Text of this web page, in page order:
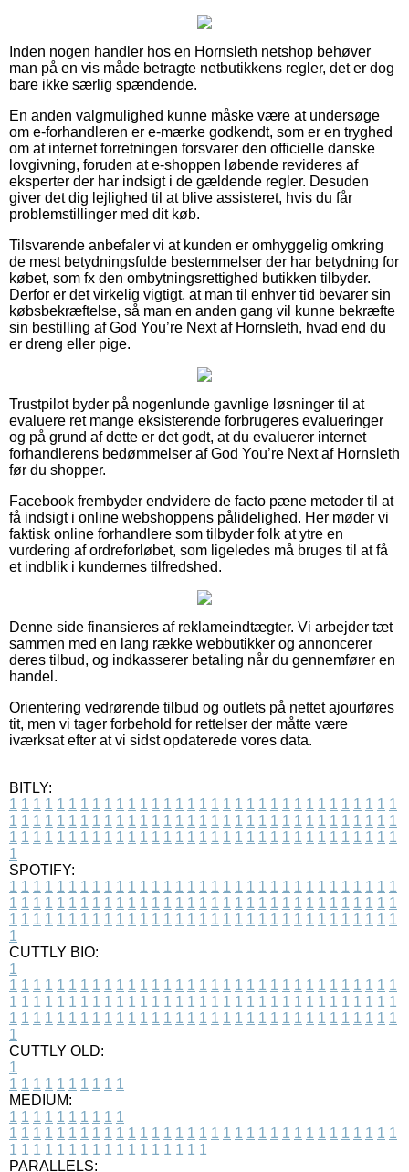
Inden nogen handler hos en Hornsleth netshop behøver
man på en vis måde betragte netbutikkens regler, det er dog
bare ikke særlig spændende.
En anden valgmulighed kunne måske være at undersøge
om e-forhandleren er e-mærke godkendt, som er en tryghed
om at internet forretningen forsvarer den officielle danske
lovgivning, foruden at e-shoppen løbende revideres af
eksperter der har indsigt i de gældende regler. Desuden
giver det dig lejlighed til at blive assisteret, hvis du får
problemstillinger med dit køb.
Tilsvarende anbefaler vi at kunden er omhyggelig omkring
de mest betydningsfulde bestemmelser der har betydning for
købet, som fx den ombytningsrettighed butikken tilbyder.
Derfor er det virkelig vigtigt, at man til enhver tid bevarer sin
købsbekræftelse, så man en anden gang vil kunne bekræfte
sin bestilling af God You’re Next af Hornsleth, hvad end du
er dreng eller pige.
Trustpilot byder på nogenlunde gavnlige løsninger til at
evaluere ret mange eksisterende forbrugeres evalueringer
og på grund af dette er det godt, at du evaluerer internet
forhandlerens bedømmelser af God You’re Next af Hornsleth
før du shopper.
Facebook frembyder endvidere de facto pæne metoder til at
få indsigt i online webshoppens pålidelighed. Her møder vi
faktisk online forhandlere som tilbyder folk at ytre en
vurdering af ordreforløbet, som ligeledes må bruges til at få
et indblik i kundernes tilfredshed.
Denne side finansieres af reklameindtægter. Vi arbejder tæt
sammen med en lang række webbutikker og annoncerer
deres tilbud, og indkasserer betaling når du gennemfører en
handel.
Orientering vedrørende tilbud og outlets på nettet ajourføres
tit, men vi tager forbehold for rettelser der måtte være
iværksat efter at vi sidst opdaterede vores data.
BITLY:
1 1 1 1 1 1 1 1 1 1 1 1 1 1 1 1 1 1 1 1 1 1 1 1 1 1 1 1 1 1 1 1 1
1 1 1 1 1 1 1 1 1 1 1 1 1 1 1 1 1 1 1 1 1 1 1 1 1 1 1 1 1 1 1 1 1
1 1 1 1 1 1 1 1 1 1 1 1 1 1 1 1 1 1 1 1 1 1 1 1 1 1 1 1 1 1 1 1 1
1
SPOTIFY:
1 1 1 1 1 1 1 1 1 1 1 1 1 1 1 1 1 1 1 1 1 1 1 1 1 1 1 1 1 1 1 1 1
1 1 1 1 1 1 1 1 1 1 1 1 1 1 1 1 1 1 1 1 1 1 1 1 1 1 1 1 1 1 1 1 1
1 1 1 1 1 1 1 1 1 1 1 1 1 1 1 1 1 1 1 1 1 1 1 1 1 1 1 1 1 1 1 1 1
1
CUTTLY BIO:
1
1 1 1 1 1 1 1 1 1 1 1 1 1 1 1 1 1 1 1 1 1 1 1 1 1 1 1 1 1 1 1 1 1
1 1 1 1 1 1 1 1 1 1 1 1 1 1 1 1 1 1 1 1 1 1 1 1 1 1 1 1 1 1 1 1 1
1 1 1 1 1 1 1 1 1 1 1 1 1 1 1 1 1 1 1 1 1 1 1 1 1 1 1 1 1 1 1 1 1
1
CUTTLY OLD:
1
1 1 1 1 1 1 1 1 1 1
MEDIUM:
1 1 1 1 1 1 1 1 1 1
1 1 1 1 1 1 1 1 1 1 1 1 1 1 1 1 1 1 1 1 1 1 1 1 1 1 1 1 1 1 1 1 1
1 1 1 1 1 1 1 1 1 1 1 1 1 1 1 1 1
PARALLELS: